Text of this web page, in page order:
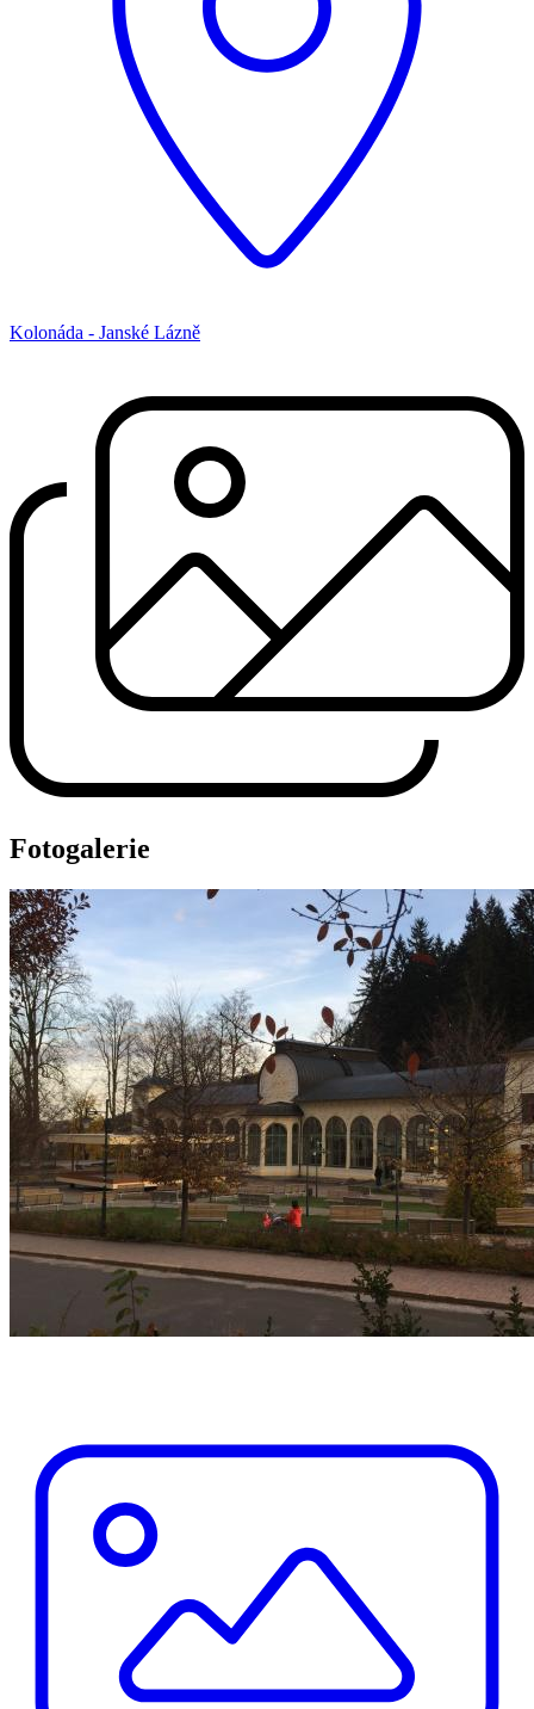
Kolonáda - Janské Lázně
Fotogalerie